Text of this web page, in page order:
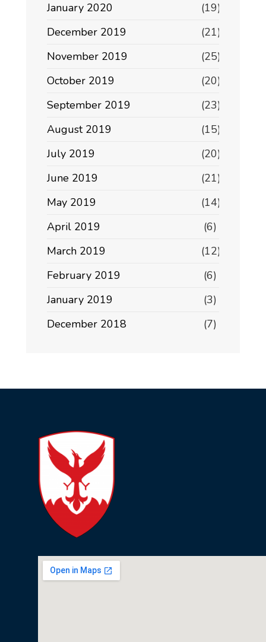
January 2020
(19)
December 2019
(21)
November 2019
(25)
October 2019
(20)
September 2019
(23)
August 2019
(15)
July 2019
(20)
June 2019
(21)
May 2019
(14)
April 2019
(6)
March 2019
(12)
February 2019
(6)
January 2019
(3)
December 2018
(7)